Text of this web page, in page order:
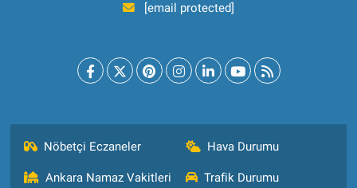
[email protected]
Nöbetçi Eczaneler Hava Durumu
Ankara Namaz Vakitleri Trafik Durumu